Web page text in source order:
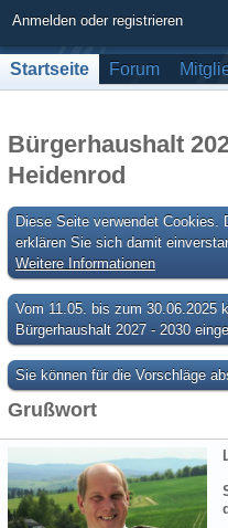
Anmelden oder registrieren
Startseite Forum
Bürgerhaushalt
Heidenrod
Diese Seite verwendet Cookies.
erklären Sie sich damit
Weitere Informationen
Vom 11.05. bis zum 30.06.2025
Bürgerhaushalt 2027 - 2030
Sie können für die Vorschläge
Grußwort